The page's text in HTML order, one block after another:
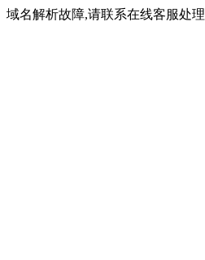
域名解析故障,请联系在线客服处理